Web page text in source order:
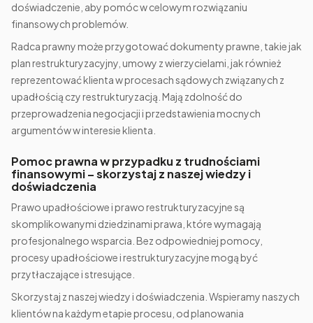
doświadczenie, aby pomóc w celowym rozwiązaniu
finansowych problemów.
Radca prawny może przygotować dokumenty prawne, takie jak
plan restrukturyzacyjny, umowy z wierzycielami, jak również
reprezentować klienta w procesach sądowych związanych z
upadłością czy restrukturyzacją. Mają zdolność do
przeprowadzenia negocjacji i przedstawienia mocnych
argumentów w interesie klienta.
Pomoc prawna w przypadku z trudnościami
finansowymi – skorzystaj z naszej wiedzy i
doświadczenia
Prawo upadłościowe i prawo restrukturyzacyjne są
skomplikowanymi dziedzinami prawa, które wymagają
profesjonalnego wsparcia. Bez odpowiedniej pomocy,
procesy upadłościowe i restrukturyzacyjne mogą być
przytłaczające i stresujące.
Skorzystaj z naszej wiedzy i doświadczenia. Wspieramy naszych
klientów na każdym etapie procesu, od planowania